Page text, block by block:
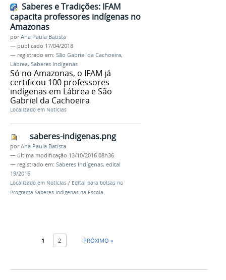
Saberes e Tradições: IFAM
capacita professores indígenas no
Amazonas
porAna Paula Batista
— publicado 17/04/2018
— registrado em: São Gabriel da Cachoeira,
Lábrea, Saberes Indígenas
Só no Amazonas, o IFAM já
certificou 100 professores
indígenas em Lábrea e São
Gabriel da Cachoeira
Localizado em Notícias
saberes-indigenas.png
porAna Paula Batista
— última modificação 13/10/2016 08h36
— registrado em: Saberes Indígenas, edital
19/2016
Localizado em Notícias / Edital para bolsas no
Programa Saberes Indígenas na Escola
1 2 PRÓXIMO »